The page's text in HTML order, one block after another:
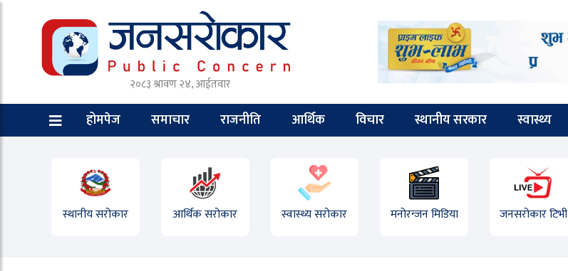
२०८३ श्रावण २४, आईतवार
होमपेज समाचार राजनीति आर्थिक विचार स्थानीय सरकार स्वास्थ्य
स्थानीय सरोकार आर्थिक सरोकार स्वास्थ्य सरोकार मनोरन्जन मिडिया जनसरोकार टिभी